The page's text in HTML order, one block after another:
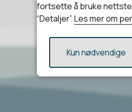
fortsette å bruke
“Detaljer”.Les mer om
Kun nødvendige